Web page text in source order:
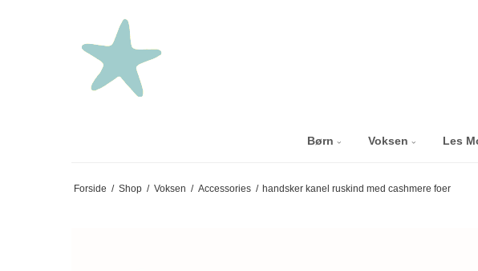
Børn Voksen Les
Forside / Shop / Voksen / Accessories / handsker kanel ruskind med cashmere foer